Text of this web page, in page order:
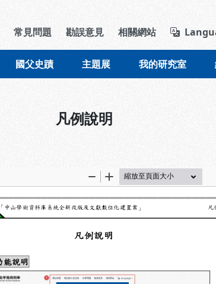
導覽列區塊
常見問題 勘誤意見 相關網站
國父史蹟 主題展 我的研究室
凡例說明